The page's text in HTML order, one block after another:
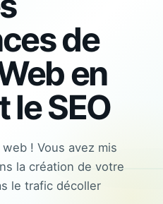
de
en
SEO
! Vous avez mis
la création de votre
le trafic décoller